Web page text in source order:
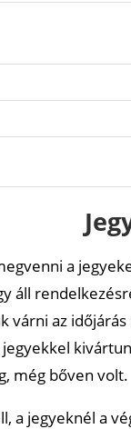
a
áll
várni az
még bőven volt.
a jegyeknél a